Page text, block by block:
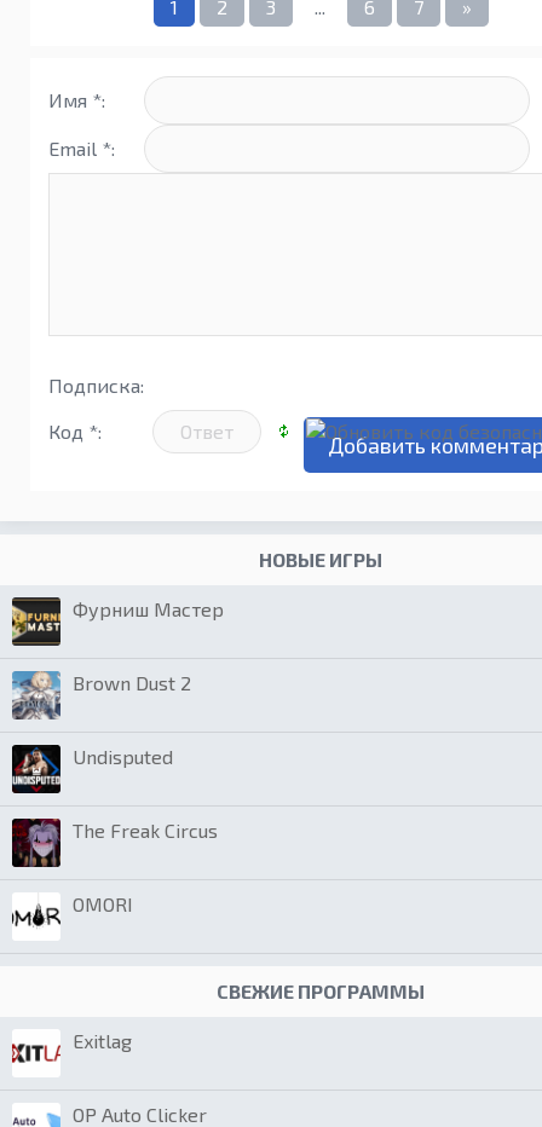
1 2 3 ... 6 7 »
Имя *:
Email *:
Подписка:
Код *:
НОВЫЕ ИГРЫ
Фурниш Мастер
Brown Dust 2
Undisputed
The Freak Circus
OMORI
СВЕЖИЕ ПРОГРАММЫ
Exitlag
OP Auto Clicker